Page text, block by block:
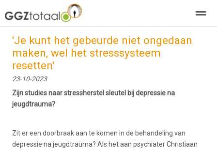
over GGZTotaal abonneren agenda adverteren
Home
'Je kunt het gebeurde niet ongedaan
maken, wel het stresssysteem
resetten'
23-10-2023
Zijn studies naar stressherstel sleutel bij depressie na
jeugdtrauma?
Zit er een doorbraak aan te komen in de behandeling van
depressie na jeugdtrauma? Als het aan psychiater Christiaan